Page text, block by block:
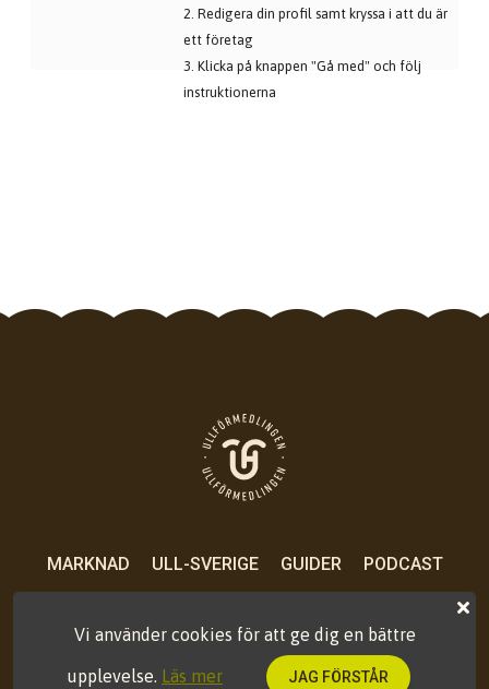
2. Redigera din profil samt kryssa i att du är
ett företag
3. Klicka på knappen "Gå med" och följ
instruktionerna
MARKNAD ULL-SVERIGE GUIDER
PODCAST
Vi använder cookies för att ge dig en bättre
upplevelse. Läs mer JAG FÖRSTÅR